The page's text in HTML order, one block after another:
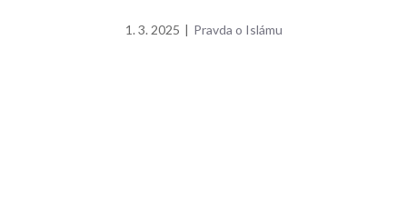
1. 3. 2025 | Pravda o Islámu